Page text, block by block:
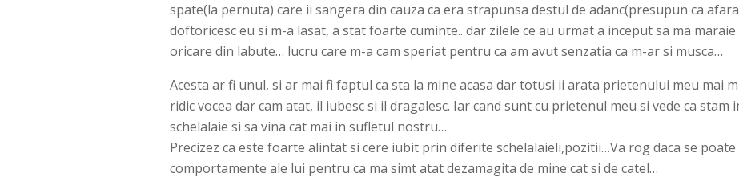
spate(la pernuta) care ii sangera din cauza ca era strapunsa destul de adanc(presupun ca
doftoricesc eu si m-a lasat, a stat foarte cuminte.. dar zilele ce au urmat a inceput sa ma
oricare din labute… lucru care m-a cam speriat pentru ca am avut senzatia ca m-ar si musca…
Acesta ar fi unul, si ar mai fi faptul ca sta la mine acasa dar totusi ii arata prietenului meu mai
ridic vocea dar cam atat, il iubesc si il dragalesc. Iar cand sunt cu prietenul meu si vede ca stam
schelalaie si sa vina cat mai in sufletul nostru…
Precizez ca este foarte alintat si cere iubit prin diferite schelalaieli,pozitii…Va rog daca se poate
comportamente ale lui pentru ca ma simt atat dezamagita de mine cat si de catel…